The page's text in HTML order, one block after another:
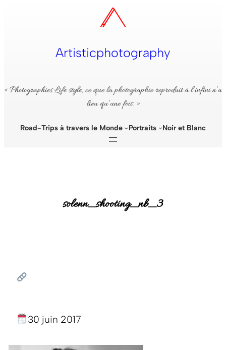
Artisticphotography
« Photographies Life style, ce que la photographie reproduit à l’infini n’a
lieu qu’une fois. »
Road-Trips à travers le Monde Portraits Noir et Blanc
solenn_shooting_nb_3
30 juin 2017